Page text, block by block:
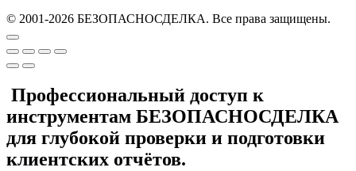
© 2001-2026 БЕЗОПАСНОСДЕЛКА. Все права защищены.
Профессиональный доступ к
инструментам БЕЗОПАСНОСДЕЛКА
для глубокой проверки и подготовки
клиентских отчётов.